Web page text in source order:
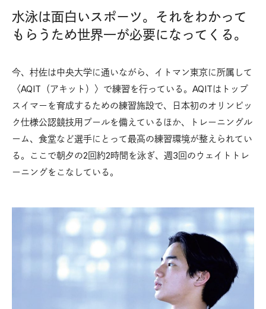
水泳は面白いスポーツ。それをわかって
もらうため世界一が必要になってくる。
今、村佐は中央大学に通いながら、イトマン東京に所属して
〈AQIT（アキット）〉で練習を行っている。AQITはトップ
スイマーを育成するための練習施設で、日本初のオリンピッ
ク仕様公認競技用プールを備えているほか、トレーニングル
ーム、食堂など選手にとって最高の練習環境が整えられてい
る。ここで朝夕の2回約2時間を泳ぎ、週3回のウェイトトレ
ーニングをこなしている。